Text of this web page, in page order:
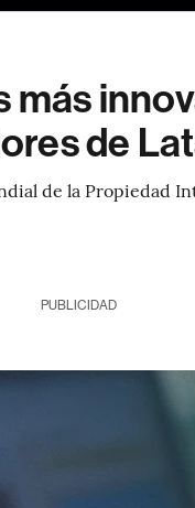
más
de
de la Propiedad
PUBLICIDAD